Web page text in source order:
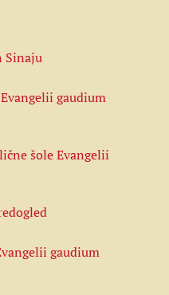
Sinaju
gaudium
šole Evangelii
gaudium